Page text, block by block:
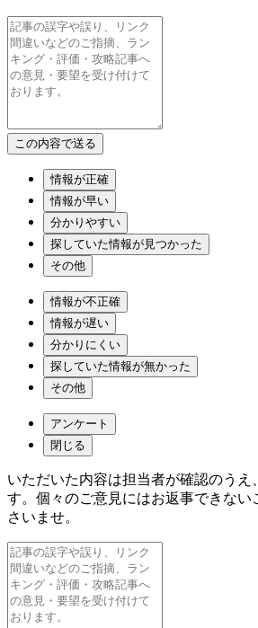
情報が正確
情報が早い
分かりやすい
探していた情報が見つかった
その他
情報が不正確
情報が遅い
分かりにくい
探していた情報が無かった
その他
アンケート
閉じる
いただいた内容は担当者が確認のうえ
す。個々のご意見にはお返事できない
さいませ。